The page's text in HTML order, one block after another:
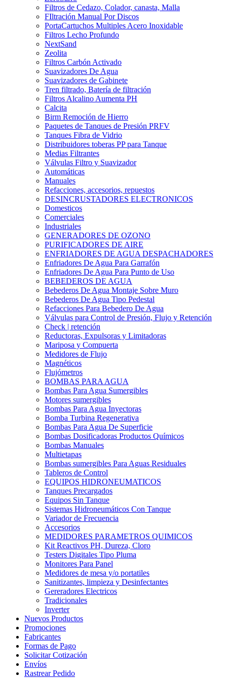
Filtros de Cedazo, Colador, canasta, Malla
FIltración Manual Por Discos
PortaCartuchos Multiples Acero Inoxidable
Filtros Lecho Profundo
NextSand
Zeolita
Filtros Carbón Activado
Suavizadores De Agua
Suavizadores de Gabinete
Tren filtrado, Batería de filtración
Filtros Alcalino Aumenta PH
Calcita
Birm Remoción de Hierro
Paquetes de Tanques de Presión PRFV
Tanques Fibra de Vidrio
Distribuidores toberas PP para Tanque
Medias Filtrantes
Válvulas Filtro y Suavizador
Automáticas
Manuales
Refacciones, accesorios, repuestos
DESINCRUSTADORES ELECTRONICOS
Domesticos
Comerciales
Industriales
GENERADORES DE OZONO
PURIFICADORES DE AIRE
ENFRIADORES DE AGUA DESPACHADORES
Enfriadores De Agua Para Garrafón
Enfriadores De Agua Para Punto de Uso
BEBEDEROS DE AGUA
Bebederos De Agua Montaje Sobre Muro
Bebederos De Agua Tipo Pedestal
Refacciones Para Bebedero De Agua
Válvulas para Control de Presión, Flujo y Retención
Check | retención
Reductoras, Expulsoras y Limitadoras
Mariposa y Compuerta
Medidores de Flujo
Magnéticos
Flujómetros
BOMBAS PARA AGUA
Bombas Para Agua Sumergibles
Motores sumergibles
Bombas Para Agua Inyectoras
Bomba Turbina Regenerativa
Bombas Para Agua De Superficie
Bombas Dosificadoras Productos Químicos
Bombas Manuales
Multietapas
Bombas sumergibles Para Aguas Residuales
Tableros de Control
EQUIPOS HIDRONEUMATICOS
Tanques Precargados
Equipos Sin Tanque
Sistemas Hidroneumáticos Con Tanque
Variador de Frecuencia
Accesorios
MEDIDORES PARAMETROS QUIMICOS
Kit Reactivos PH, Dureza, Cloro
Testers Digitales Tipo Pluma
Monitores Para Panel
Medidores de mesa y/o portatiles
Sanitizantes, limpieza y Desinfectantes
Gereradores Electricos
Tradicionales
Inverter
Nuevos Productos
Promociones
Fabricantes
Formas de Pago
Solicitar Cotización
Envíos
Rastrear Pedido